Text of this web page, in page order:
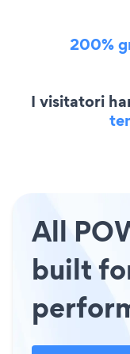
200%
I visitatori
All
built